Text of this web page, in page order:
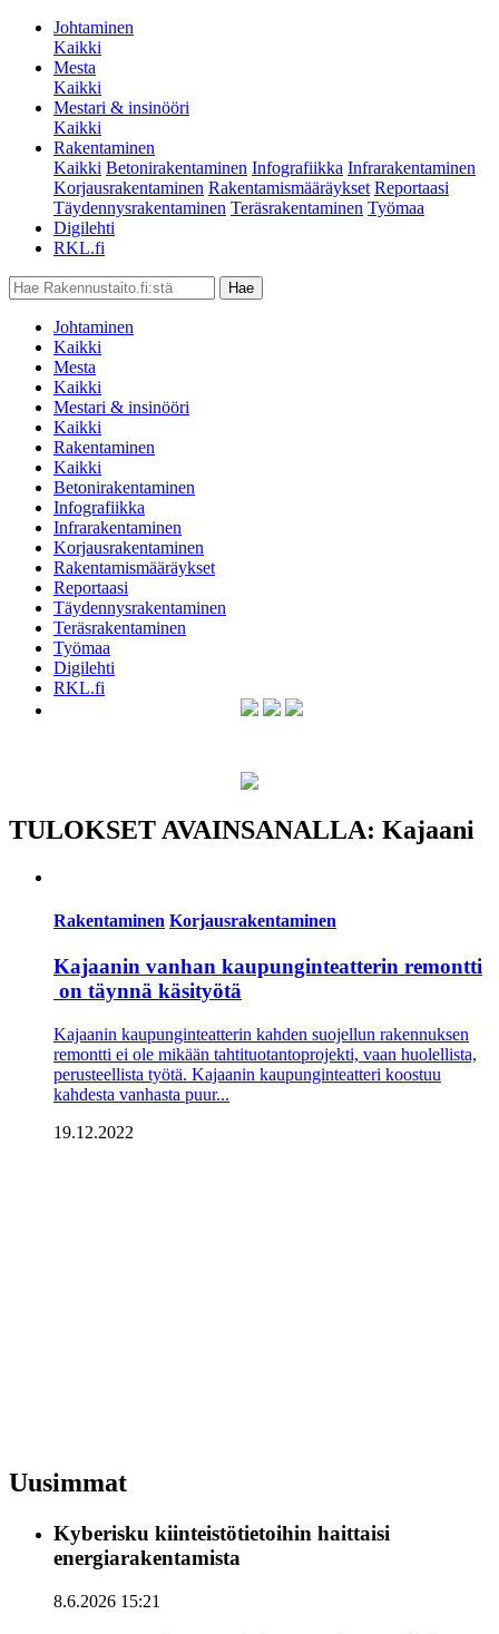
Johtaminen
Kaikki
Mesta
Kaikki
Mestari & insinööri
Kaikki
Rakentaminen
Kaikki Betonirakentaminen Infografiikka Infrarakentaminen
Korjausrakentaminen Rakentamismääräykset Reportaasi
Täydennysrakentaminen Teräsrakentaminen Työmaa
Digilehti
RKL.fi
Johtaminen
Kaikki
Mesta
Kaikki
Mestari & insinööri
Kaikki
Rakentaminen
Kaikki
Betonirakentaminen
Infografiikka
Infrarakentaminen
Korjausrakentaminen
Rakentamismääräykset
Reportaasi
Täydennysrakentaminen
Teräsrakentaminen
Työmaa
Digilehti
RKL.fi
TULOKSET AVAINSANALLA: Kajaani
Rakentaminen Korjausrakentaminen
Kajaanin vanhan kaupunginteatterin remontti
­ on täynnä käsityötä
Kajaanin kaupunginteatterin kahden suojellun rakennuksen
remontti ei ole mikään tahtituotantoprojekti, vaan huolellista,
perusteellista työtä. Kajaanin kaupunginteatteri koostuu
kahdesta vanhasta puur...
19.12.2022
Uusimmat
Kyberisku kiinteistötietoihin haittaisi
energiarakentamista
8.6.2026 15:21